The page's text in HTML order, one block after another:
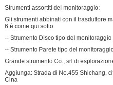
Strumenti assortiti del monitoraggio:
Gli strumenti abbinati con il trasduttore
6 è come qui sotto:
-- Strumento Disco tipo del
-- Strumento Parete tipo del
Grande strumento Co., srl di
Aggiunga: Strada di No.455 Shichang,
Cina